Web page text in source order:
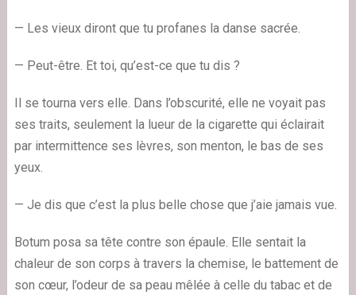
— Les vieux diront que tu profanes la danse sacrée.
— Peut-être. Et toi, qu’est-ce que tu dis ?
Il se tourna vers elle. Dans l’obscurité, elle ne voyait pas
ses traits, seulement la lueur de la cigarette qui éclairait
par intermittence ses lèvres, son menton, le bas de ses
yeux.
— Je dis que c’est la plus belle chose que j’aie jamais vue.
Botum posa sa tête contre son épaule. Elle sentait la
chaleur de son corps à travers la chemise, le battement de
son cœur, l’odeur de sa peau mêlée à celle du tabac et de